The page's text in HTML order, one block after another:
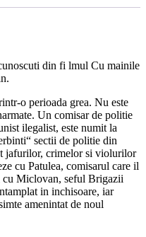
din fi lmul Cu mainile
o perioada grea. Nu este
Un comisar de politie
ilegalist, este numit la
sectii de politie din
jafurilor, crimelor si violurilor
cu Patulea, comisarul care il
cu Miclovan, seful Brigazii
in inchisoare, iar
amenintat de noul